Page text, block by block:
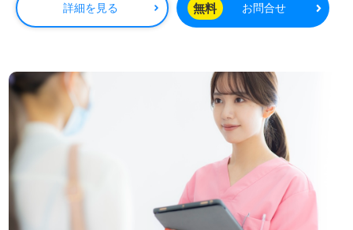
産、海外事業を展開されています。『未来を創造する総合
福祉企業』東証スタンダード上場企業様です。
家』。ご利用者様の『いきいきとした生活』をサポートさ
れる事業所様！◎
看護助手や介護職経験のある方をお迎えします。グループ
ホームでの就業経験は問いません。『お一人おひとりに寄
り添い、心が通い合う家族目線のケア』を大切に運営され
る事業所様です。働きやすい3交代制勤務シフト、充実の
教育研修プログラム/キャリア支援、少人数制であたたかな
雰囲気もうれしいポイント！『ご利用者様のお役に立ちた
い』『認知症関連の資格取得を目指している、専門性を高
めたい』『一緒に働くみんなでたのしい家を創りたい』
詳細を見る 無料 お問合せ